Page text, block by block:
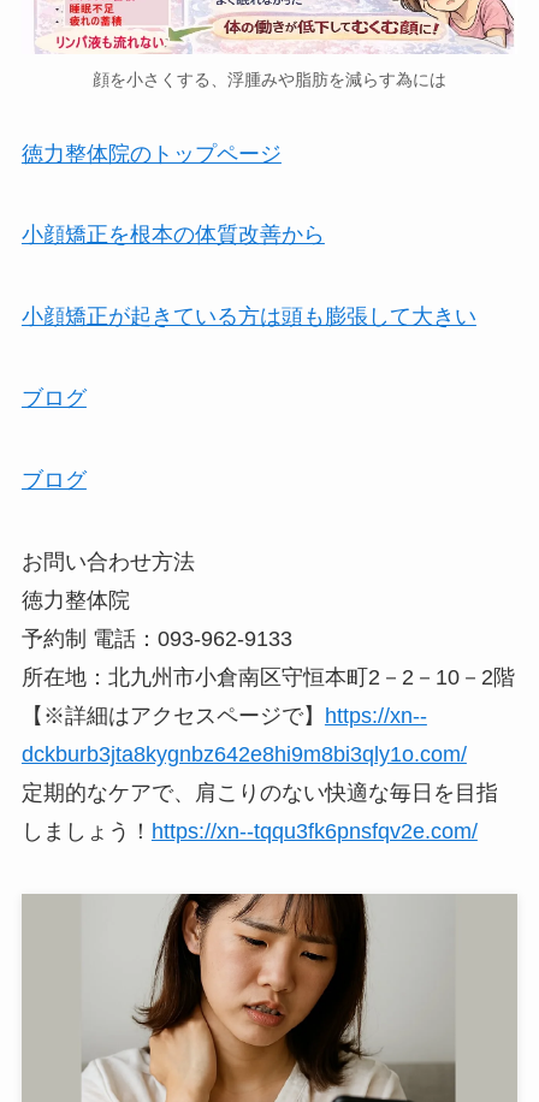
顔を小さくする、浮腫みや脂肪を減らす為には
徳力整体院のトップページ
小顔矯正を根本の体質改善から
小顔矯正が起きている方は頭も膨張して大きい
ブログ
ブログ
お問い合わせ方法
徳力整体院
予約制 電話：093-962-9133
所在地：北九州市小倉南区守恒本町2－2－10－2階
【※詳細はアクセスページで】 https://xn--
dckburb3jta8kygnbz642e8hi9m8bi3qly1o.com/
定期的なケアで、肩こりのない快適な毎日を目指
しましょう！ https://xn--tqqu3fk6pnsfqv2e.com/